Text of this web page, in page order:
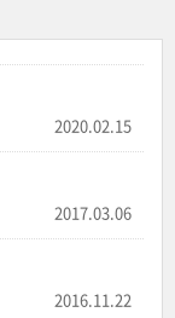
2020.02.15
2017.03.06
2016.11.22